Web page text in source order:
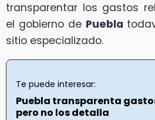
transparentar los gastos
el gobierno de Puebla
sitio especializado.
Te puede interesar:
Puebla transparenta
pero no los detalla